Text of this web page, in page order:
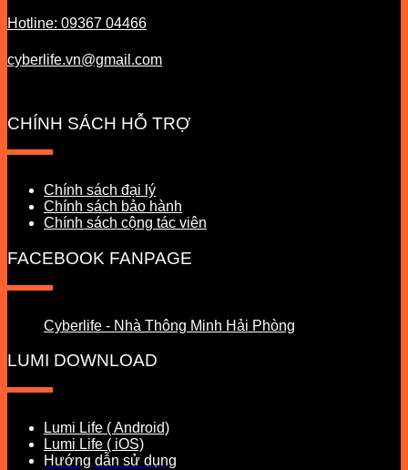
Hotline: 09367 04466
cyberlife.vn@gmail.com
CHÍNH SÁCH HỖ TRỢ
Chính sách đại lý
Chính sách bảo hành
Chính sách cộng tác viên
FACEBOOK FANPAGE
Cyberlife - Nhà Thông Minh Hải Phòng
LUMI DOWNLOAD
Lumi Life ( Android)
Lumi Life ( iOS)
Hướng dẫn sử dụng